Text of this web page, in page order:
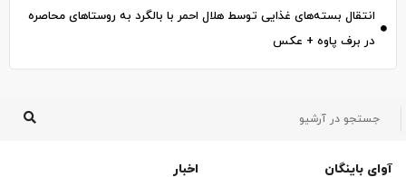
انتقال بسته‌های غذایی توسط هلال احمر با بالگرد به روستاهای محاصره
در برف پاوه + عکس
آوای باینگان اخبار